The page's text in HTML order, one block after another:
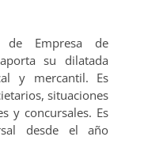
de Empresa de
su dilatada
y mercantil. Es
situaciones
y concursales. Es
desde el año